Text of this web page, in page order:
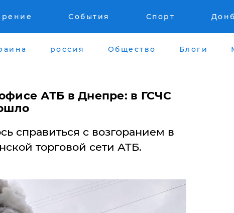
События Спорт
россия Общество Блоги
АТБ в Днепре: в ГСЧС
справиться с возгоранием в
торговой сети АТБ.